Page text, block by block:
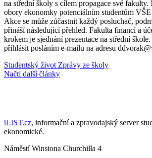
na střední školy s cílem propagace své
obory ekonomky potenciálním studentům
Akce se může zúčastnit každý posluchač,
přináší následující přehled. Fakulta financí a
krokem je sjednání prezentace na střední
přihlásit posláním e-mailu na adresu
Studentský životZprávy ze školy
Načti další články
iLIST.cz, informační a zpravodajský server
ekonomické.
Náměstí Winstona Churchilla 4